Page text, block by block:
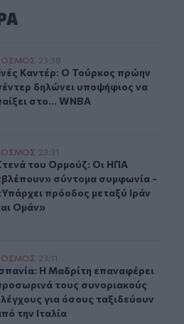
πρώην σέντερ δηλώνει
23:38
Καντέρ: Ο Τούρκος πρώην
Καντέρ: Ο Τούρκος πρώην
δηλώνει υποψήφιος να
στο... WNBA
ΗΠΑ «βλέπουν» σύντομα
23:31
του Ορμούζ: Οι ΗΠΑ
του Ορμούζ: Οι ΗΠΑ
σύντομα συμφωνία -
πρόοδος μεταξύ Ιράν
Ομάν»
προσωρινά τους
23:11
Η Μαδρίτη επαναφέρει
Η Μαδρίτη επαναφέρει
τους συνοριακούς
για όσους ταξιδεύουν
την Ιταλία